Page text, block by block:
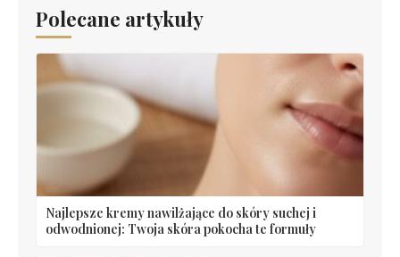
Polecane artykuły
Najlepsze kremy nawilżające do skóry suchej i
odwodnionej: Twoja skóra pokocha te formuły